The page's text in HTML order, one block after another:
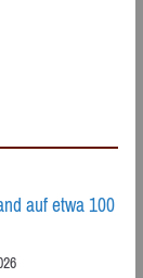
auf etwa 100